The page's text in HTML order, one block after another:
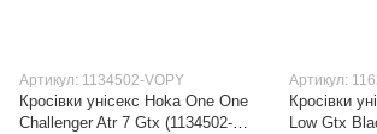
Артикул: 1134502-VOPY
Кросівки унісекс Hoka One One
Challenger Atr 7 Gtx (1134502-
Артикул:
Кросівки
Low Gtx